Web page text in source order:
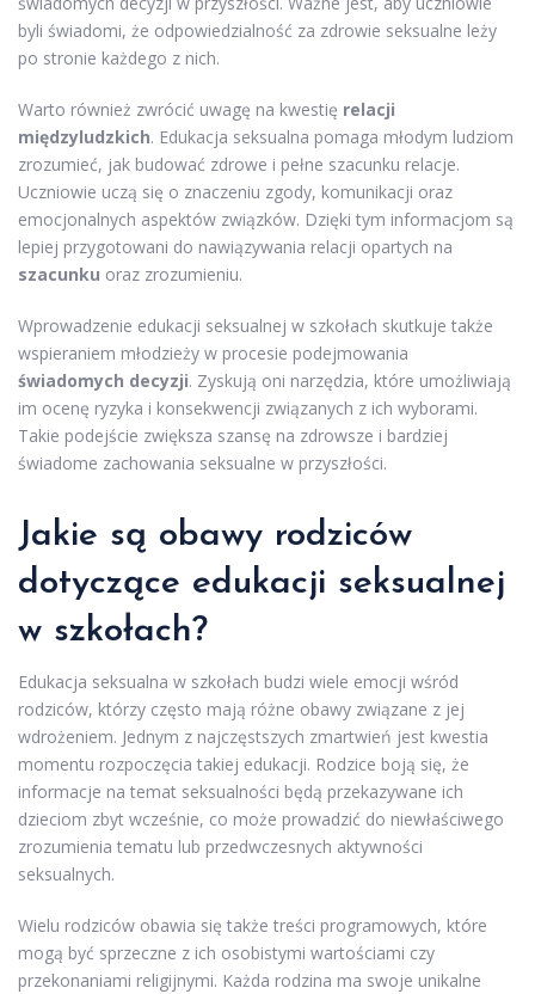
byli świadomi, że odpowiedzialność za zdrowie seksualne leży
po stronie każdego z nich.
Warto również zwrócić uwagę na kwestię relacji
międzyludzkich. Edukacja seksualna pomaga młodym ludziom
zrozumieć, jak budować zdrowe i pełne szacunku relacje.
Uczniowie uczą się o znaczeniu zgody, komunikacji oraz
emocjonalnych aspektów związków. Dzięki tym informacjom są
lepiej przygotowani do nawiązywania relacji opartych na
szacunku oraz zrozumieniu.
Wprowadzenie edukacji seksualnej w szkołach skutkuje także
wspieraniem młodzieży w procesie podejmowania
świadomych decyzji. Zyskują oni narzędzia, które umożliwiają
im ocenę ryzyka i konsekwencji związanych z ich wyborami.
Takie podejście zwiększa szansę na zdrowsze i bardziej
świadome zachowania seksualne w przyszłości.
Jakie są obawy rodziców
dotyczące edukacji seksualnej
w szkołach?
Edukacja seksualna w szkołach budzi wiele emocji wśród
rodziców, którzy często mają różne obawy związane z jej
wdrożeniem. Jednym z najczęstszych zmartwień jest kwestia
momentu rozpoczęcia takiej edukacji. Rodzice boją się, że
informacje na temat seksualności będą przekazywane ich
dzieciom zbyt wcześnie, co może prowadzić do niewłaściwego
zrozumienia tematu lub przedwczesnych aktywności
seksualnych.
Wielu rodziców obawia się także treści programowych, które
mogą być sprzeczne z ich osobistymi wartościami czy
przekonaniami religijnymi. Każda rodzina ma swoje unikalne